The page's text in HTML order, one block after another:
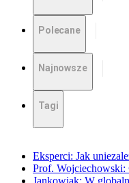
Polecane
Najnowsze
Tagi
Eksperci: Jak
Prof. Wojciechowski:
Jankowiak: W